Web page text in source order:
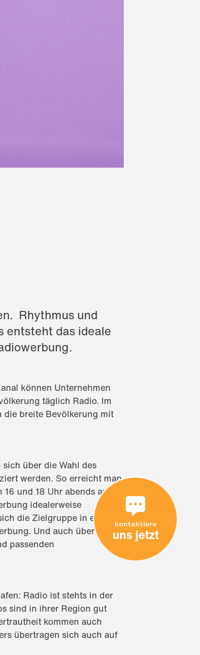
Rhythmus und
entsteht das ideale
können Unternehmen
täglich Radio. Im
die breite Bevölkerung mit
über die Wahl des
werden. So erreicht man
und 18 Uhr abends an
idealerweise
die Zielgruppe in einer
Und auch über
passenden
Radio ist stehts in der
sind in ihrer Region gut
kommen auch
übertragen sich auch auf
kontaktiere
uns jetzt